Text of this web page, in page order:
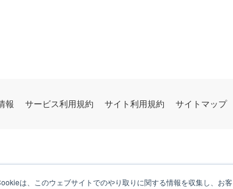
は、このウェブサイトでのやり取りに関する情報を収集し、お客
報 サービス利用規約 サイト利用規約 サイトマップ